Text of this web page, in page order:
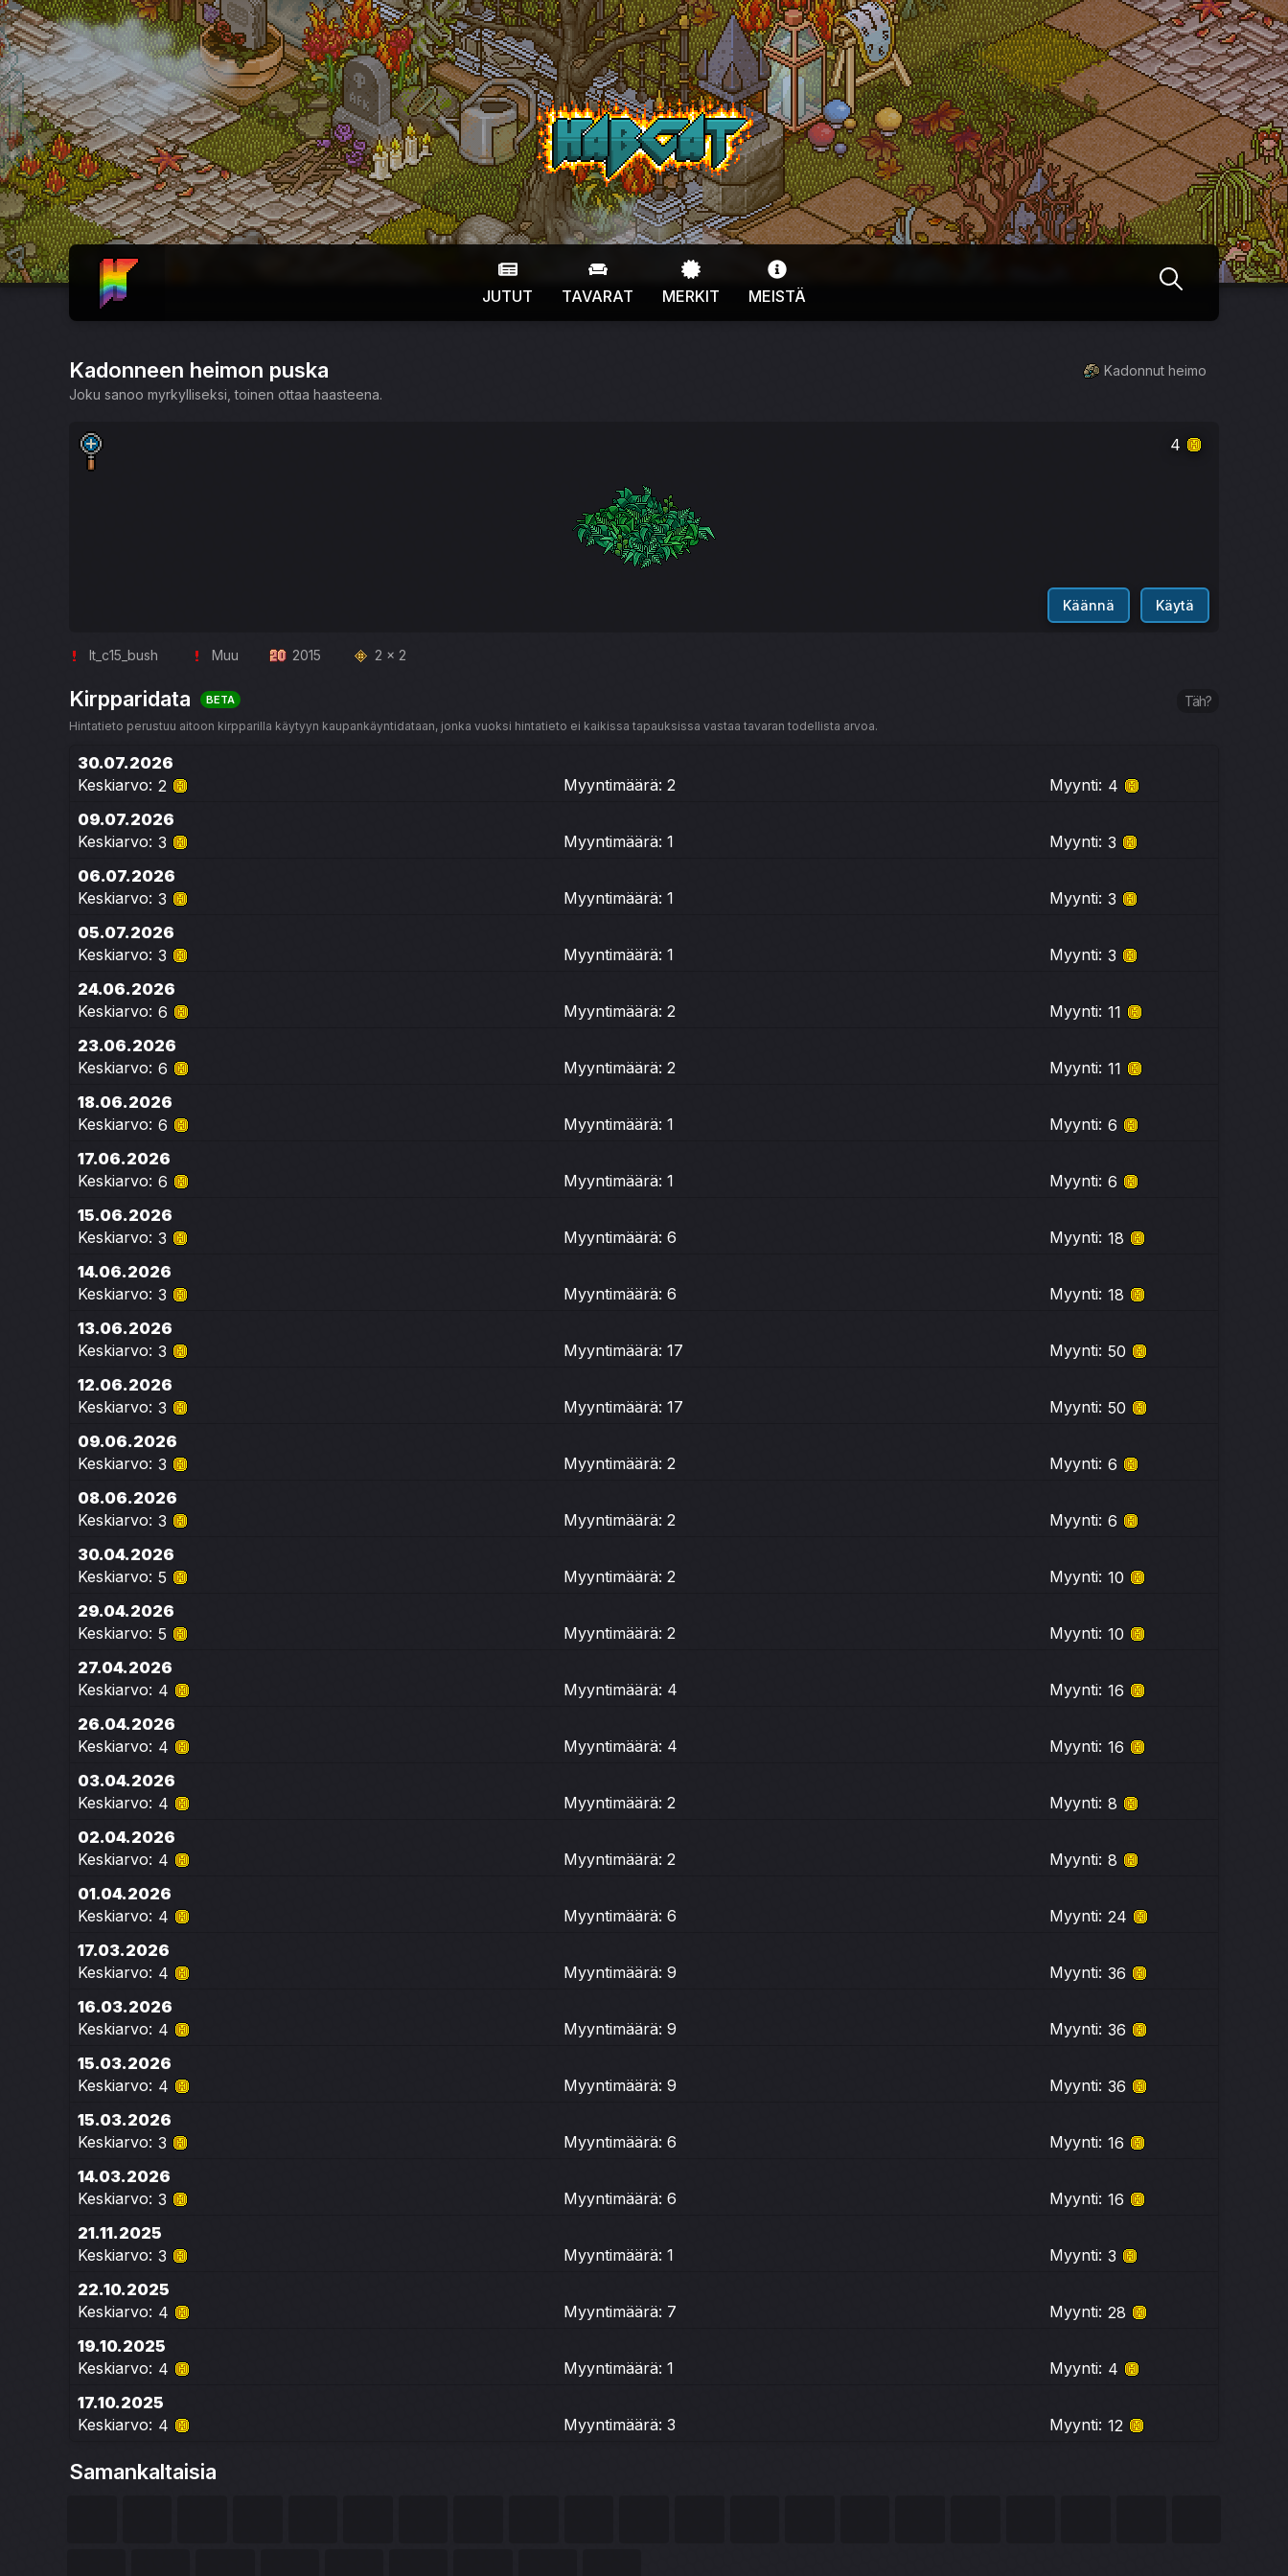
HabCat
ETUSIVU
JUTUT
TAVARAT MERKIT MEISTÄ
Kadonneen heimon puska
Kadonnut heimo
Joku sanoo myrkylliseksi, toinen ottaa haasteena.
4
Käännä Käytä
lt_c15_bush Muu 2015 2 x 2
Kirpparidata BETA Täh?
Hintatieto perustuu aitoon kirpparilla käytyyn kaupankäyntidataan, jonka vuoksi hintatieto ei kaikissa tapauksissa vastaa tavaran todellista arvoa.
30.07.2026
Keskiarvo: 2 Myyntimäärä: 2 Myynti: 4
09.07.2026
Keskiarvo: 3 Myyntimäärä: 1 Myynti: 3
06.07.2026
Keskiarvo: 3 Myyntimäärä: 1 Myynti: 3
05.07.2026
Keskiarvo: 3 Myyntimäärä: 1 Myynti: 3
24.06.2026
Keskiarvo: 6 Myyntimäärä: 2 Myynti: 11
23.06.2026
Keskiarvo: 6 Myyntimäärä: 2 Myynti: 11
18.06.2026
Keskiarvo: 6 Myyntimäärä: 1 Myynti: 6
17.06.2026
Keskiarvo: 6 Myyntimäärä: 1 Myynti: 6
15.06.2026
Keskiarvo: 3 Myyntimäärä: 6 Myynti: 18
14.06.2026
Keskiarvo: 3 Myyntimäärä: 6 Myynti: 18
13.06.2026
Keskiarvo: 3 Myyntimäärä: 17 Myynti: 50
12.06.2026
Keskiarvo: 3 Myyntimäärä: 17 Myynti: 50
09.06.2026
Keskiarvo: 3 Myyntimäärä: 2 Myynti: 6
08.06.2026
Keskiarvo: 3 Myyntimäärä: 2 Myynti: 6
30.04.2026
Keskiarvo: 5 Myyntimäärä: 2 Myynti: 10
29.04.2026
Keskiarvo: 5 Myyntimäärä: 2 Myynti: 10
27.04.2026
Keskiarvo: 4 Myyntimäärä: 4 Myynti: 16
26.04.2026
Keskiarvo: 4 Myyntimäärä: 4 Myynti: 16
03.04.2026
Keskiarvo: 4 Myyntimäärä: 2 Myynti: 8
02.04.2026
Keskiarvo: 4 Myyntimäärä: 2 Myynti: 8
01.04.2026
Keskiarvo: 4 Myyntimäärä: 6 Myynti: 24
17.03.2026
Keskiarvo: 4 Myyntimäärä: 9 Myynti: 36
16.03.2026
Keskiarvo: 4 Myyntimäärä: 9 Myynti: 36
15.03.2026
Keskiarvo: 4 Myyntimäärä: 9 Myynti: 36
15.03.2026
Keskiarvo: 3 Myyntimäärä: 6 Myynti: 16
14.03.2026
Keskiarvo: 3 Myyntimäärä: 6 Myynti: 16
21.11.2025
Keskiarvo: 3 Myyntimäärä: 1 Myynti: 3
22.10.2025
Keskiarvo: 4 Myyntimäärä: 7 Myynti: 28
19.10.2025
Keskiarvo: 4 Myyntimäärä: 1 Myynti: 4
17.10.2025
Keskiarvo: 4 Myyntimäärä: 3 Myynti: 12
Samankaltaisia